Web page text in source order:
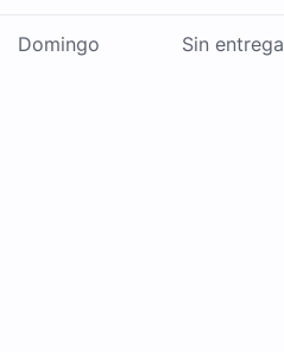
Domingo Sin entrega